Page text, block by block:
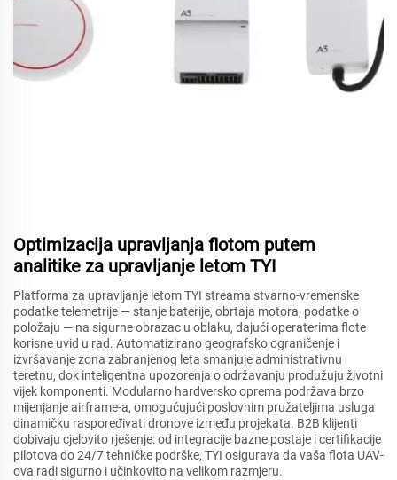
Optimizacija upravljanja flotom putem
analitike za upravljanje letom TYI
Platforma za upravljanje letom TYI streama stvarno-vremenske
podatke telemetrije — stanje baterije, obrtaja motora, podatke o
položaju — na sigurne obrazac u oblaku, dajući operaterima flote
korisne uvid u rad. Automatizirano geografsko ograničenje i
izvršavanje zona zabranjenog leta smanjuje administrativnu
teretnu, dok inteligentna upozorenja o održavanju produžuju životni
vijek komponenti. Modularno hardversko oprema podržava brzo
mijenjanje airframe-a, omogućujući poslovnim pružateljima usluga
dinamičku raspoređivati dronove između projekata. B2B klijenti
dobivaju cjelovito rješenje: od integracije bazne postaje i certifikacije
pilotova do 24/7 tehničke podrške, TYI osigurava da vaša flota UAV-
ova radi sigurno i učinkovito na velikom razmjeru.